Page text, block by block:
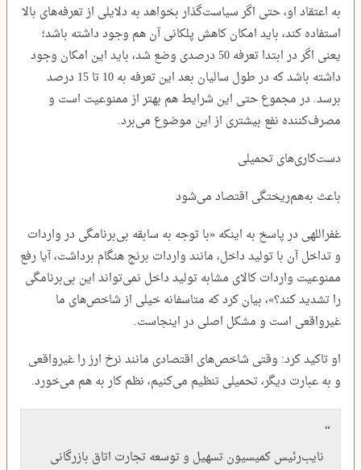
به اعتقاد او، حتی اگر سیاست‌گذار بخواهد به دلایلی از تعرفه‌های بالا
استفاده کند، باید امکان کاهش پلکانی آن هم وجود داشته باشد؛
یعنی اگر در ابتدا تعرفه 50 درصدی وضع شد، باید این امکان وجود
داشته باشد که در طول سالیان بعد این تعرفه به 10 تا 15 درصد
برسد. در مجموع حتی این شرایط هم بهتر از ممنوعیت است و
مصرف‌کننده نفع بیشتری از این موضوع می‌برد.
دست‌کاری‌های تحمیلی
باعث به‌هم‌ریختگی اقتصاد می‌شود
غفراللهی در پاسخ به اینکه «با توجه به سابقه بی‌برنامگی در واردات
و تداخل آن با تولید داخل، مانند واردات برنج هنگام برداشت، آیا رفع
ممنوعیت واردات کالای مشابه تولید داخل نمی‌تواند این بی‌برنامگی
را تشدید کند؟»، بیان کرد که متاسفانه خیلی از شاخص‌های ما
غیرواقعی است و مشکل اصلی در اینجاست.
او تاکید کرد: وقتی شاخص‌های اقتصادی مانند نرخ ارز را غیرواقعی
و به عبارت دیگر، تحمیلی تنظیم می‌کنیم، نظم کار به هم می‌خورد.
نایب‌رئیس کمیسیون تسهیل و توسعه تجارت اتاق بازرگانی